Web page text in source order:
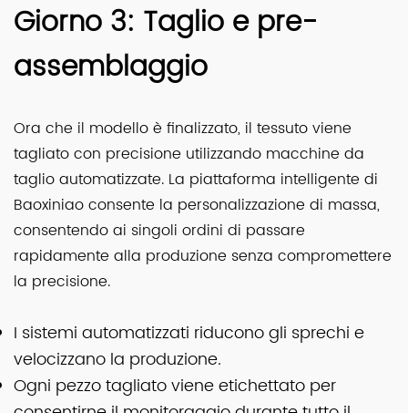
Giorno 3: Taglio e pre-
assemblaggio
Ora che il modello è finalizzato, il tessuto viene
tagliato con precisione utilizzando macchine da
taglio automatizzate. La piattaforma intelligente di
Baoxiniao consente la personalizzazione di massa,
consentendo ai singoli ordini di passare
rapidamente alla produzione senza compromettere
la precisione.
I sistemi automatizzati riducono gli sprechi e
velocizzano la produzione.
Ogni pezzo tagliato viene etichettato per